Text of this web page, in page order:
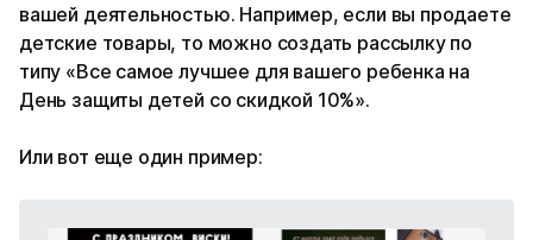
вашей деятельностью. Например, если вы продаете
детские товары, то можно создать рассылку по
типу «Все самое лучшее для вашего ребенка на
День защиты детей со скидкой 10%».
Или вот еще один пример: